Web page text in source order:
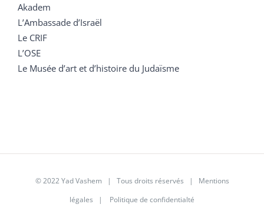
Akadem
L’Ambassade d’Israël
Le CRIF
L’OSE
Le Musée d’art et d’histoire du Judaïsme
© 2022 Yad Vashem | Tous droits réservés | Mentions
légales | Politique de confidentialté